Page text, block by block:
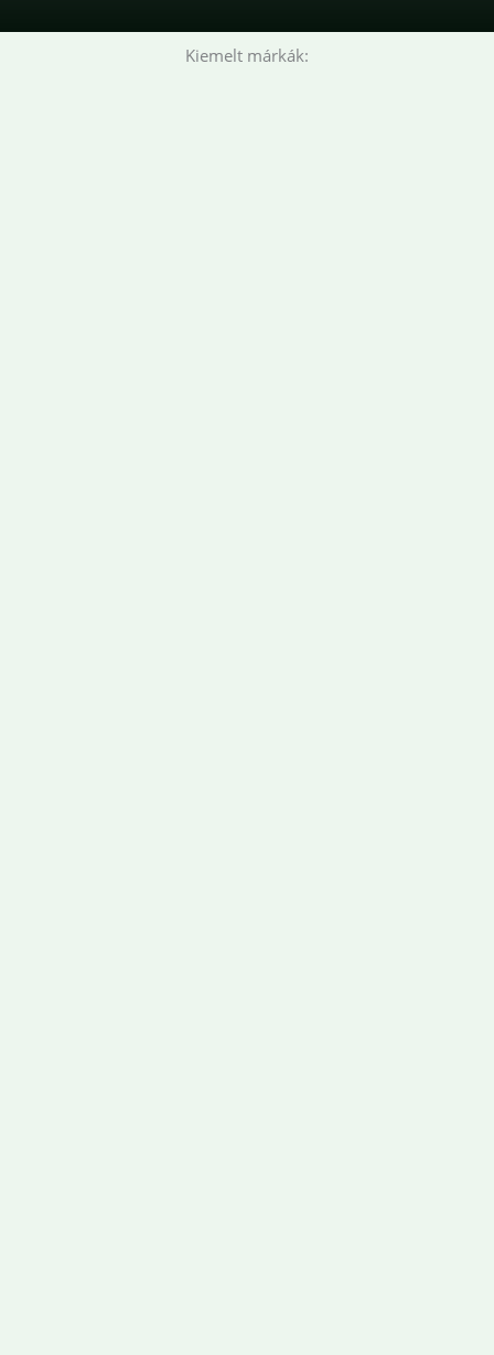
Kiemelt márkák: